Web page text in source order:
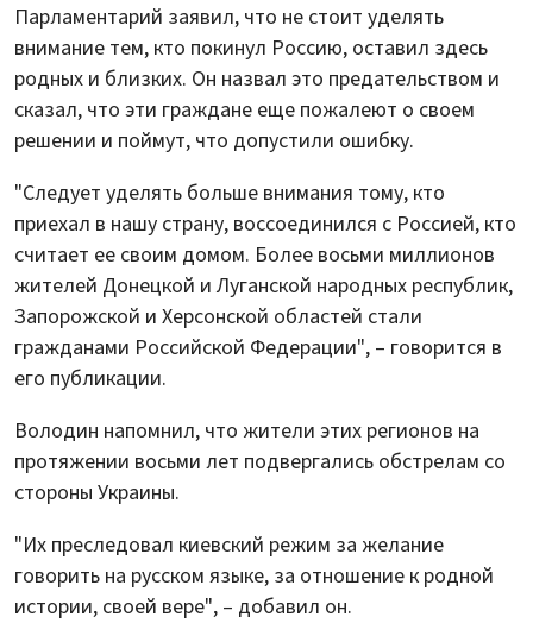
Парламентарий заявил, что не стоит уделять
внимание тем, кто покинул Россию, оставил здесь
родных и близких. Он назвал это предательством и
сказал, что эти граждане еще пожалеют о своем
решении и поймут, что допустили ошибку.
"Следует уделять больше внимания тому, кто
приехал в нашу страну, воссоединился с Россией, кто
считает ее своим домом. Более восьми миллионов
жителей Донецкой и Луганской народных республик,
Запорожской и Херсонской областей стали
гражданами Российской Федерации", – говорится в
его публикации.
Володин напомнил, что жители этих регионов на
протяжении восьми лет подвергались обстрелам со
стороны Украины.
"Их преследовал киевский режим за желание
говорить на русском языке, за отношение к родной
истории, своей вере", – добавил он.